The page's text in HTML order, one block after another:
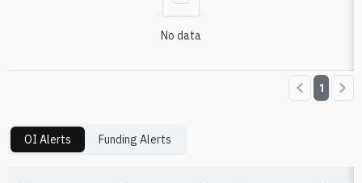
No data
1
OI Alerts Funding Alerts